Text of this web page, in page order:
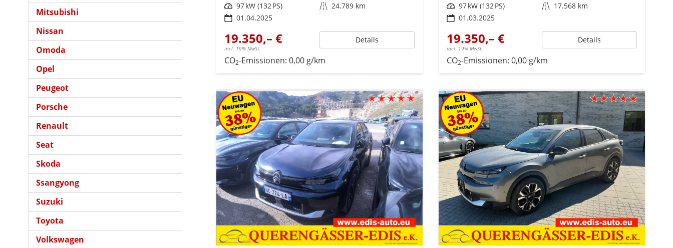
Leistung 97 kW (132 PS) Kilometerstand 24.789 km
01.04.2025
19.350,– €
incl. 19% MwSt.
Details
CO2-Emissionen: 0,00 g/km
Leistung 97 kW (132 PS) Kilometerstand 17.568 km
01.03.2025
19.350,– €
incl. 19% MwSt.
Details
CO2-Emissionen: 0,00 g/km
Mitsubishi
Nissan
Omoda
Opel
Peugeot
Porsche
Renault
Seat
Skoda
Ssangyong
Suzuki
Toyota
Volkswagen